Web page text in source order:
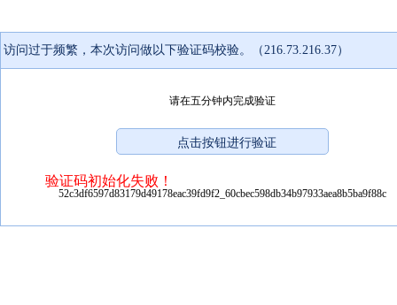
访问过于频繁，本次访问做以下验证码校验。（216.73.216.37）
请在五分钟内完成验证
验证码初始化失败！
52c3df6597d83179d49178eac39fd9f2_60cbec598db34b97933aea8b5ba9f88c